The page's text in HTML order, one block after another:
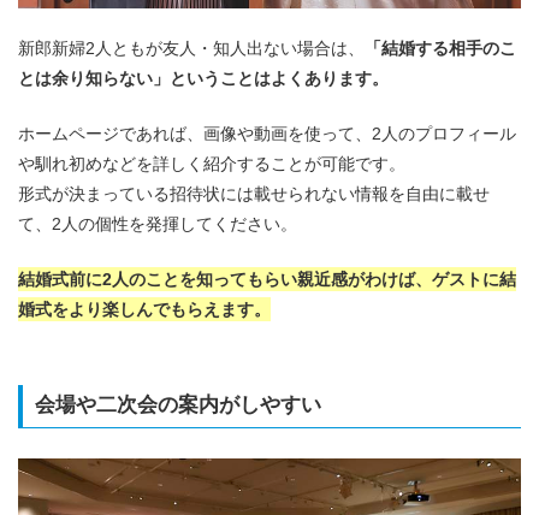
新郎新婦2人ともが友人・知人出ない場合は、
「結婚する相手のこ
とは余り知らない」ということはよくあります。
ホームページであれば、画像や動画を使って、2人のプロフィール
や馴れ初めなどを詳しく紹介することが可能です。
形式が決まっている招待状には載せられない情報を自由に載せ
て、2人の個性を発揮してください。
結婚式前に2人のことを知ってもらい親近感がわけば、ゲストに結
婚式をより楽しんでもらえます。
会場や二次会の案内がしやすい